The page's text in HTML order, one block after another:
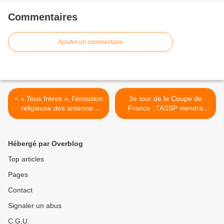
Commentaires
Ajouter un commentaire
< « Tous frères », l'émission
religieuse des antennes
ultramarines de France
3e tour de la Coupe de
France : l'ASSP viendra
défier le club Reims Sainte-
Hébergé par Overblog
Top articles
Pages
Contact
Signaler un abus
C.G.U.